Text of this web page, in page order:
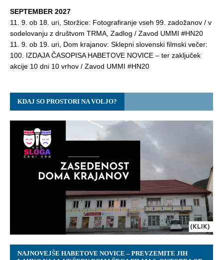
SEPTEMBER 2027
11. 9. ob 18. uri, Storžice: Fotografiranje vseh 99. zadožanov / v
sodelovanju z društvom TRMA, Zadlog / Zavod UMMI #HN20
11. 9. ob 19. uri, Dom krajanov: Sklepni slovenski filmski večer:
100. IZDAJA ČASOPISA HABETOVE NOVICE – ter zaključek
akcije 10 dni 10 vrhov / Zavod UMMI #HN20
KDAJ SO PROSTORI NA VOLJO?
NAJNOVEJŠE HABETOVE NOVICE – PREVZEMITE JIH